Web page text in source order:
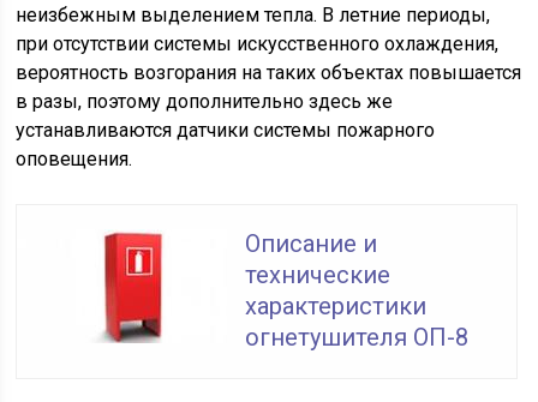
неизбежным выделением тепла. В летние периоды,
при отсутствии системы искусственного охлаждения,
вероятность возгорания на таких объектах повышается
в разы, поэтому дополнительно здесь же
устанавливаются датчики системы пожарного
оповещения.
Описание и
технические
характеристики
огнетушителя ОП-8